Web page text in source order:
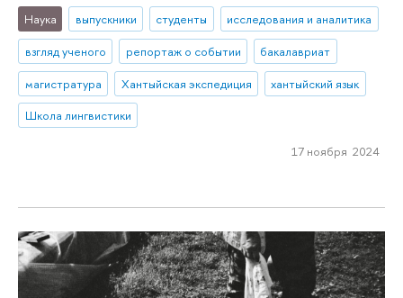
Наука выпускники студенты
исследования и аналитика
взгляд ученого
репортаж о событии
бакалавриат
магистратура
Хантыйская экспедиция
хантыйский язык
Школа лингвистики
17 ноября 2024